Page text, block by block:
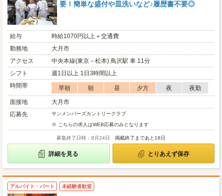
要！簡単な盛付や皿洗いなど♪履歴書不要◎
給与
時給1070円以上＋交通費
勤務地
大月市
アクセス
中央本線(東京－松本) 鳥沢駅 車 11分
シフト
週1日以上 1日3時間以上
時間帯
早朝 朝 昼 夕方 夜
夜勤
面接地
大月市
応募先
サンメンバーズカントリークラブ
※ こちらの求人はWEB応募のみとなります
募集終了日時：8月24日 掲載終了まであと16日
詳細を見る とりあえず保存
アルバイト・パート 未経験者歓迎